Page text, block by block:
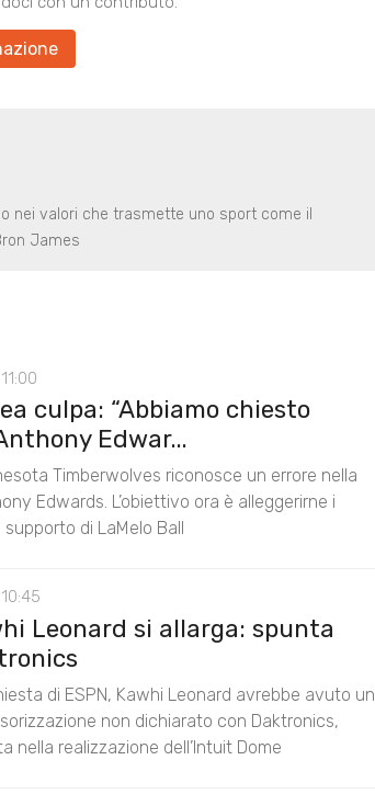
nei valori che trasmette uno sport come il
James
culpa: “Abbiamo chiesto
Edwar...
Timberwolves riconosce un errore nella
Edwards. L’obiettivo ora è alleggerirne i
di LaMelo Ball
Leonard si allarga: spunta
di ESPN, Kawhi Leonard avrebbe avuto un
non dichiarato con Daktronics,
nella realizzazione dell’Intuit Dome